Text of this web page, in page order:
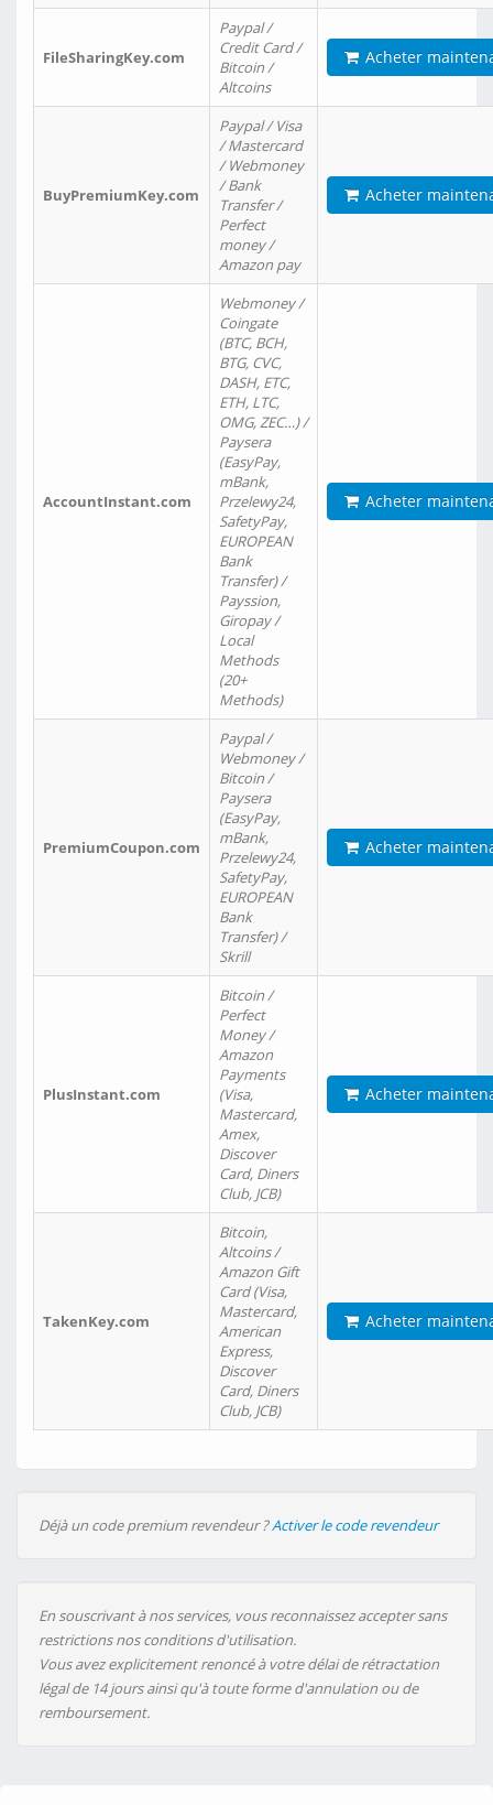
FileSharingKey.com
Paypal /
Credit Card /
Bitcoin /
Altcoins
Acheter
BuyPremiumKey.com
Paypal / Visa
/ Mastercard
/ Webmoney
/ Bank
Transfer /
Perfect
money /
Amazon pay
Acheter
AccountInstant.com
Webmoney /
Coingate
(BTC, BCH,
BTG, CVC,
DASH, ETC,
ETH, LTC,
OMG, ZEC…) /
Paysera
(EasyPay,
mBank,
Przelewy24,
SafetyPay,
EUROPEAN
Bank
Transfer) /
Payssion,
Giropay /
Local
Methods
(20+
Methods)
Acheter
PremiumCoupon.com
Paypal /
Webmoney /
Bitcoin /
Paysera
(EasyPay,
mBank,
Przelewy24,
SafetyPay,
EUROPEAN
Bank
Transfer) /
Skrill
Acheter
PlusInstant.com
Bitcoin /
Perfect
Money /
Amazon
Payments
(Visa,
Mastercard,
Amex,
Discover
Card, Diners
Club, JCB)
Acheter
TakenKey.com
Bitcoin,
Altcoins /
Amazon Gift
Card (Visa,
Mastercard,
American
Express,
Discover
Card, Diners
Club, JCB)
Acheter
Déjà un code premium revendeur ?Activer le code revendeur
En souscrivant à nos services, vous reconnaissez accepter sans
restrictions nos conditions d'utilisation.
Vous avez explicitement renoncé à votre délai de rétractation
légal de 14 jours ainsi qu'à toute forme d'annulation ou de
remboursement.